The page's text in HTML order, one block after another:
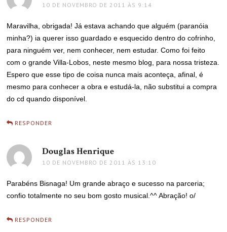
10 DE NOVEMBRO DE 2011 ÀS 9:14
Maravilha, obrigada! Já estava achando que alguém (paranóia
minha?) ia querer isso guardado e esquecido dentro do cofrinho,
para ninguém ver, nem conhecer, nem estudar. Como foi feito
com o grande Villa-Lobos, neste mesmo blog, para nossa tristeza.
Espero que esse tipo de coisa nunca mais aconteça, afinal, é
mesmo para conhecer a obra e estudá-la, não substitui a compra
do cd quando disponível.
RESPONDER
Douglas Henrique
10 DE NOVEMBRO DE 2011 ÀS 13:10
Parabéns Bisnaga! Um grande abraço e sucesso na parceria;
confio totalmente no seu bom gosto musical.^^ Abração! o/
RESPONDER